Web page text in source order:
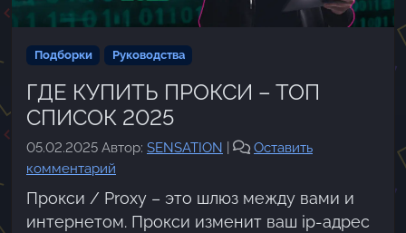
Подборки Руководства
ГДЕ КУПИТЬ ПРОКСИ – ТОП
СПИСОК 2025
05.02.2025 Автор: SENSATION
Оставить
комментарий
Прокси / Proxy – это шлюз между вами и
интернетом. Прокси изменит ваш ip-адрес